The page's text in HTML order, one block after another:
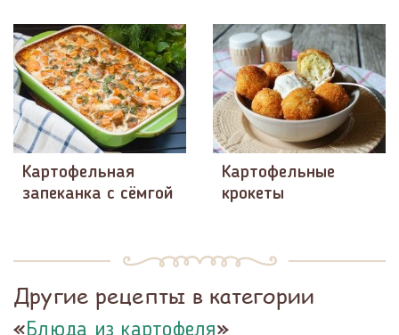
Картофельная
запеканка с сёмгой
Картофельные
крокеты
Другие рецепты в категории
«Блюда из картофеля»